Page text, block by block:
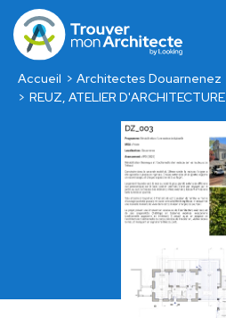
Accueil
Architectes Douarnenez
REUZ, ATELIER D'ARCHITECTURE